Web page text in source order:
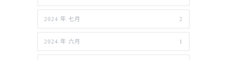
2024 年 七月 2
2024 年 六月 1